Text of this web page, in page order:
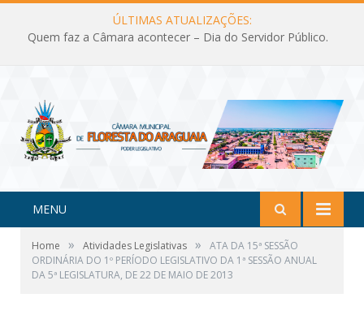
ÚLTIMAS ATUALIZAÇÕES:
Quem faz a Câmara acontecer – Dia do Servidor Público.
MENU
Home » Atividades Legislativas »
ATA DA 15ª SESSÃO
ORDINÁRIA DO 1º PERÍODO LEGISLATIVO DA 1ª SESSÃO ANUAL
DA 5ª LEGISLATURA, DE 22 DE MAIO DE 2013